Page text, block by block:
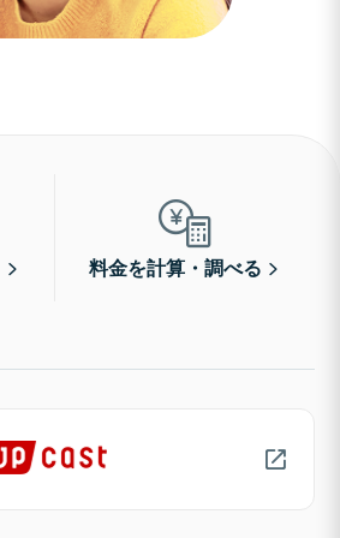
料金を計算・調べる